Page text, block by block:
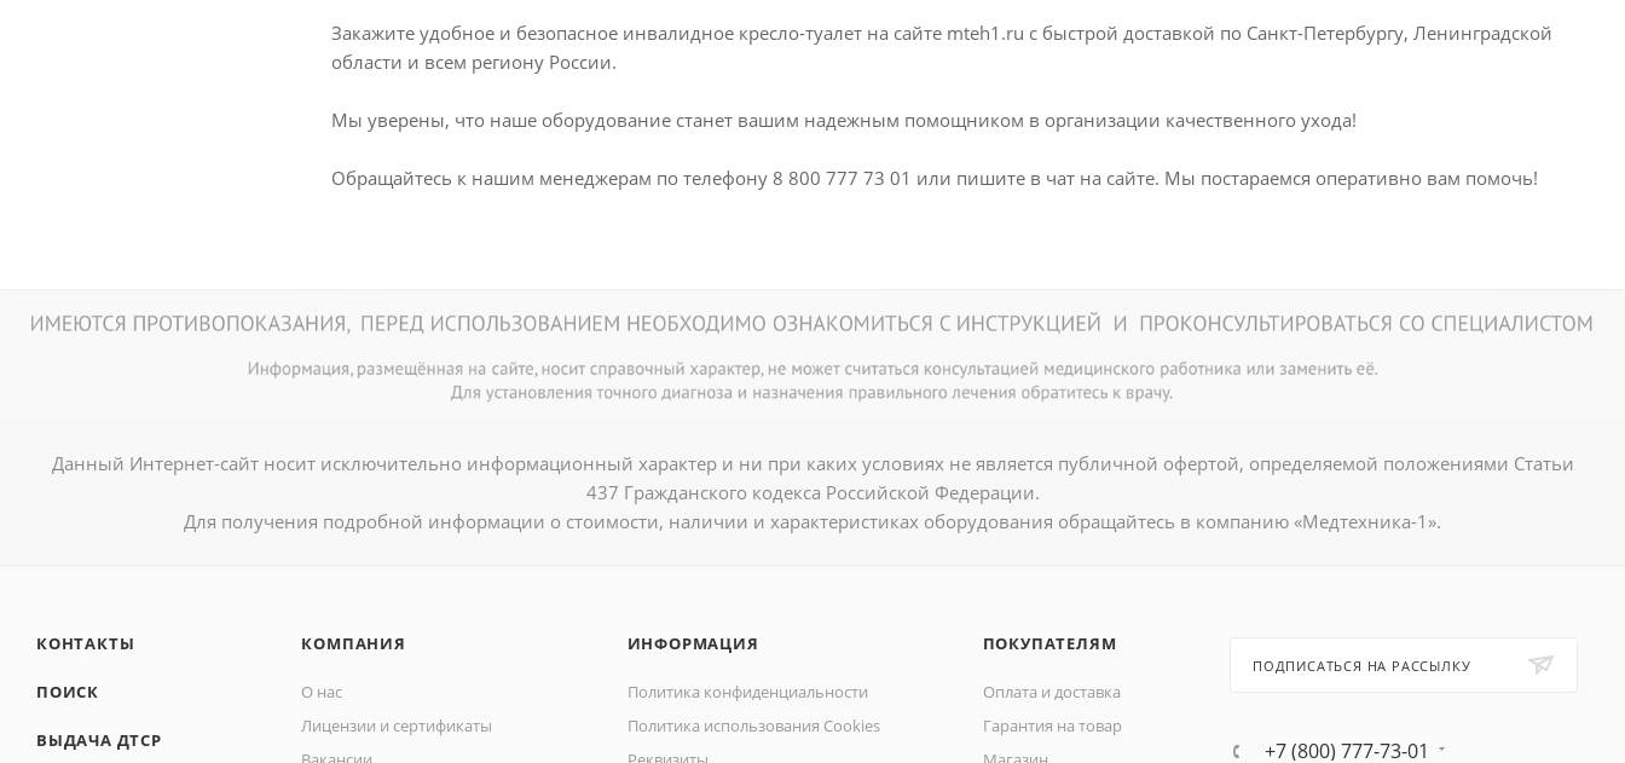
Закажите удобное и безопасное инвалидное кресло-туалет на сайте mteh1.ru с быстрой доставкой по Санкт-Петербургу, Ленинградской
области и всем региону России.
Мы уверены, что наше оборудование станет вашим надежным помощником в организации качественного ухода!
Обращайтесь к нашим менеджерам по телефону 8 800 777 73 01 или пишите в чат на сайте. Мы постараемся оперативно вам помочь!
Данный Интернет-сайт носит исключительно информационный характер и ни при каких условиях не является публичной офертой, определяемой положениями Статьи
437 Гражданского кодекса Российской Федерации.
Для получения подробной информации о стоимости, наличии и характеристиках оборудования обращайтесь в компанию «Медтехника-1».
КОНТАКТЫ
ПОИСК
ВЫДАЧА ДТСР
КОМПАНИЯ
О нас
Лицензии и сертификаты
ИНФОРМАЦИЯ
Политика конфиденциальности
Политика использования Cookies
ПОКУПАТЕЛЯМ
Оплата и доставка
Гарантия на товар
ПОДПИСАТЬСЯ НА РАССЫЛКУ
+7 (800) 777-73-01